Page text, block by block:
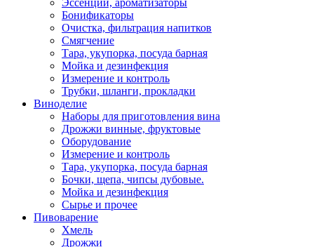
Эссенции, ароматизаторы
Бонификаторы
Очистка, фильтрация напитков
Смягчение
Тара, укупорка, посуда барная
Мойка и дезинфекция
Измерение и контроль
Трубки, шланги, прокладки
Виноделие
Наборы для приготовления вина
Дрожжи винные, фруктовые
Оборудование
Измерение и контроль
Тара, укупорка, посуда барная
Бочки, щепа, чипсы дубовые.
Мойка и дезинфекция
Сырье и прочее
Пивоварение
Хмель
Дрожжи